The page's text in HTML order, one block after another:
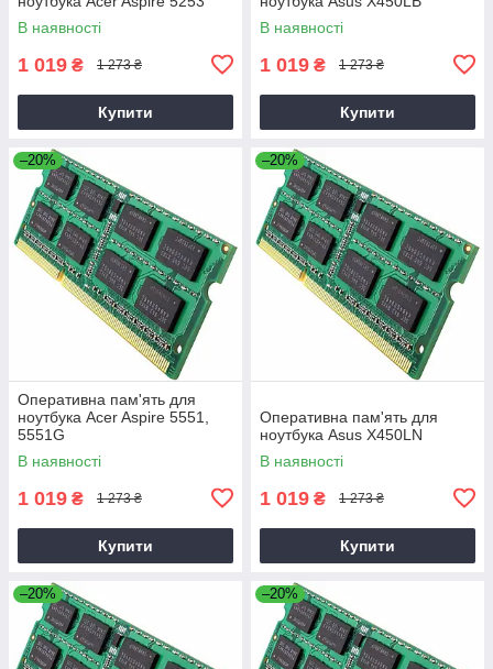
В наявності
1 019 ₴ 1 273 ₴
Купити
В наявності
1 019 ₴ 1 273 ₴
Купити
–20%
Оперативна пам'ять для
ноутбука Acer Aspire 5551,
5551G
В наявності
1 019 ₴ 1 273 ₴
Купити
–20%
Оперативна пам'ять для
ноутбука Asus X450LN
В наявності
1 019 ₴ 1 273 ₴
Купити
–20% –20%